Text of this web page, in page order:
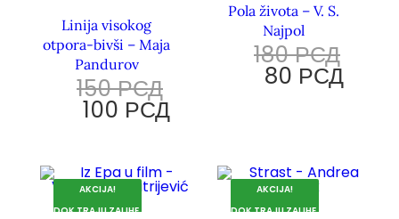
Linija visokog
otpora-bivši – Maja
Pandurov
150РСД
100 РСД
Pola života – V. S.
Najpol
180РСД
80 РСД
AKCIJA!
DOK TRAJU ZALIHE.
AKCIJA!
DOK TRAJU ZALIHE.